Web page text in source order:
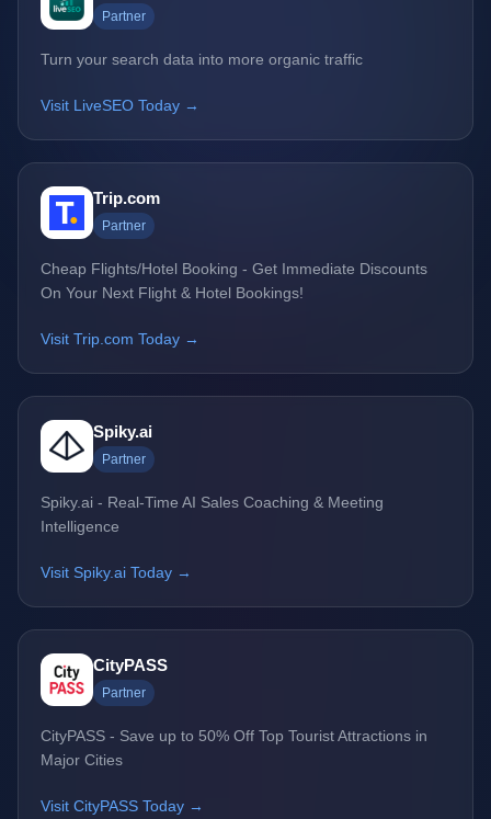
Partner
Turn your search data into more organic traffic
Visit LiveSEO Today →
Trip.com
Partner
Cheap Flights/Hotel Booking - Get Immediate Discounts
On Your Next Flight & Hotel Bookings!
Visit Trip.com Today →
Spiky.ai
Partner
Spiky.ai - Real-Time AI Sales Coaching & Meeting
Intelligence
Visit Spiky.ai Today →
CityPASS
Partner
CityPASS - Save up to 50% Off Top Tourist Attractions in
Major Cities
Visit CityPASS Today →